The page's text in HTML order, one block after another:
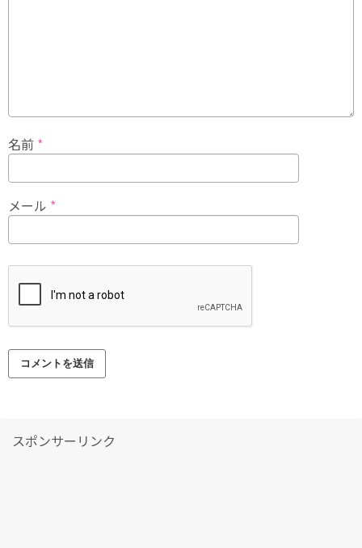
名前 *
メール *
スポンサーリンク